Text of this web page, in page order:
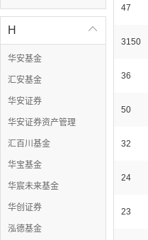

H
华安基金
汇安基金
华安证券
华安证券资产管理
汇百川基金
华宝基金
华宸未来基金
华创证券
泓德基金
47
3150
36
50
32
24
23